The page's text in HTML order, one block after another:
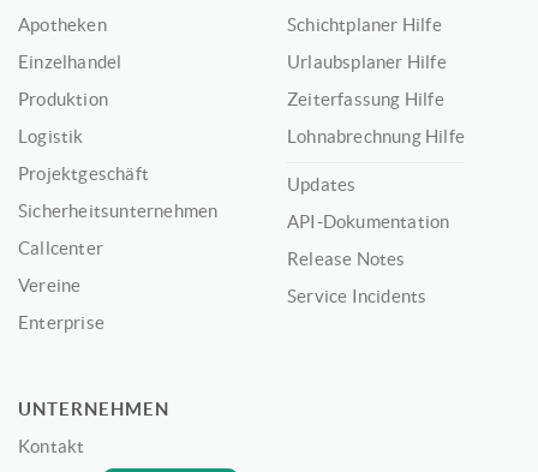
Apotheken
Einzelhandel
Produktion
Logistik
Projektgeschäft
Sicherheitsunternehmen
Callcenter
Vereine
Enterprise
Schichtplaner Hilfe
Urlaubsplaner Hilfe
Zeiterfassung Hilfe
Lohnabrechnung Hilfe
Updates
API-Dokumentation
Release Notes
Service Incidents
UNTERNEHMEN
Kontakt